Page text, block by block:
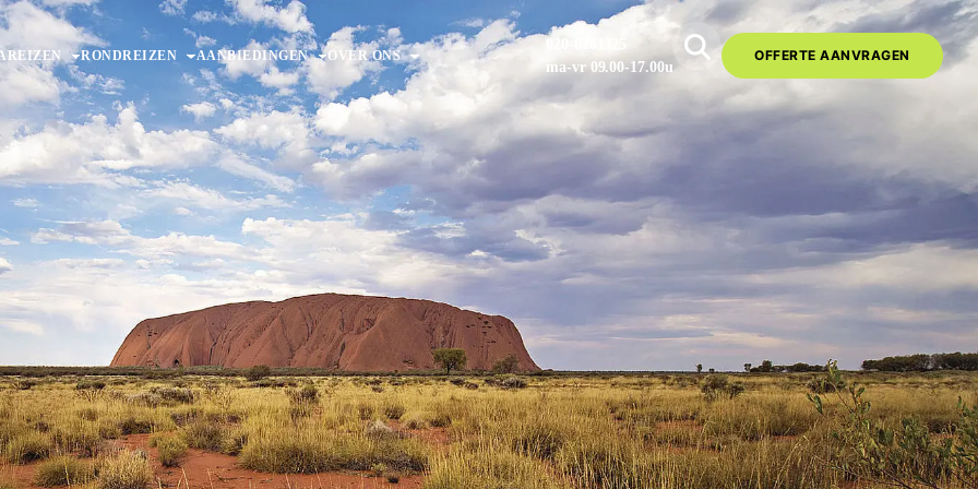
RONDREIZEN AANBIEDINGEN OVER ONS
ma-vr 09.00-17.00u
OFFERTE AANVRAGEN